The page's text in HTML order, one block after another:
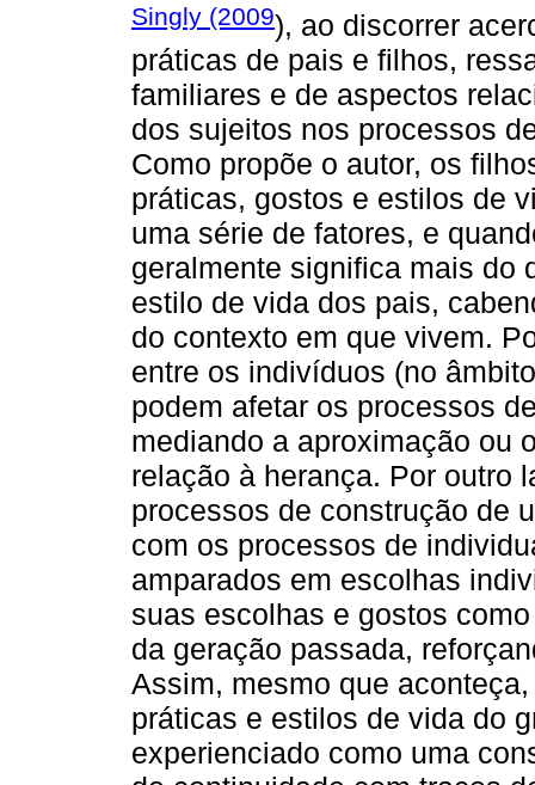
Singly (2009), ao discorrer
práticas de pais e filhos,
familiares e de aspectos
dos sujeitos nos processos
Como propõe o autor, os
práticas, gostos e estilos de
uma série de fatores, e
geralmente significa mais do
estilo de vida dos pais,
do contexto em que vivem.
entre os indivíduos (no
podem afetar os processos
mediando a aproximação ou
relação à herança. Por outro
processos de construção de
com os processos de
amparados em escolhas
suas escolhas e gostos
da geração passada,
Assim, mesmo que
práticas e estilos de vida do
experienciado como uma